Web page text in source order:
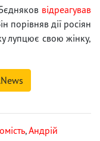
відреагував
порівняв дії росіян
лупцює свою жінку,
,Андрій